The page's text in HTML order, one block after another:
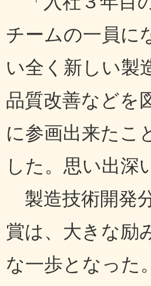
チームの一員に
い全く新しい製
品質改善などを
に参画出来たこ
した。思い出深
製造技術開発
賞は、大きな励
な一歩となった